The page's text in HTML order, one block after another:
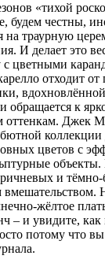
«тихой
будем честны,
на траурную
И делает это
с цветными
отходит
обращается к
Джек
коллекции
цветов с
объекты.
и тёмно-
вмешательством.
жёлтое
– и увидите,
потому что